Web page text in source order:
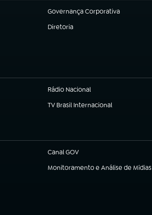
Governança Corporativa
(abre em nova aba)
Diretoria
(abre em nova aba)
Rádio Nacional
(abre em nova aba)
TV Brasil Internacional
(abre em nova aba)
Canal GOV
(abre em nova aba)
Monitoramento e Análise de Mídias
(abre em nova aba)